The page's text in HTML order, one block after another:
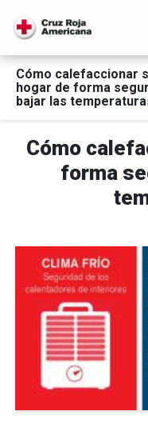
Cómo calefaccionar
hogar de forma
bajar las
Cómo
forma